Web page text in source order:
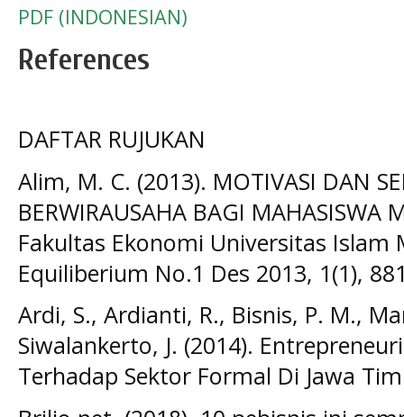
PDF (INDONESIAN)
References
DAFTAR RUJUKAN
Alim, M. C. (2013). MOTIVASI DAN
BERWIRAUSAHA BAGI
Fakultas Ekonomi Universitas Islam
Equiliberium No.1 Des 2013, 1(1),
Ardi, S., Ardianti, R., Bisnis, P. M.,
Siwalankerto, J. (2014).
Terhadap Sektor Formal Di Jawa